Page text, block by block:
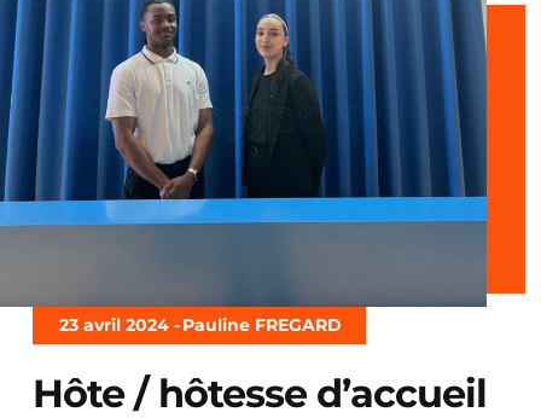
23 avril 2024 -Pauline FREGARD
Hôte / hôtesse d’accueil